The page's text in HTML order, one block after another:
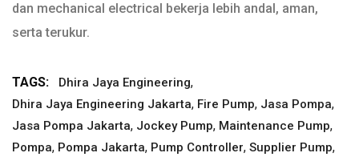
dan mechanical electrical bekerja lebih andal, aman,
serta terukur.
TAGS: Dhira Jaya Engineering,
Dhira Jaya Engineering Jakarta, Fire Pump, Jasa Pompa,
Jasa Pompa Jakarta, Jockey Pump, Maintenance Pump,
Pompa, Pompa Jakarta, Pump Controller, Supplier Pump,